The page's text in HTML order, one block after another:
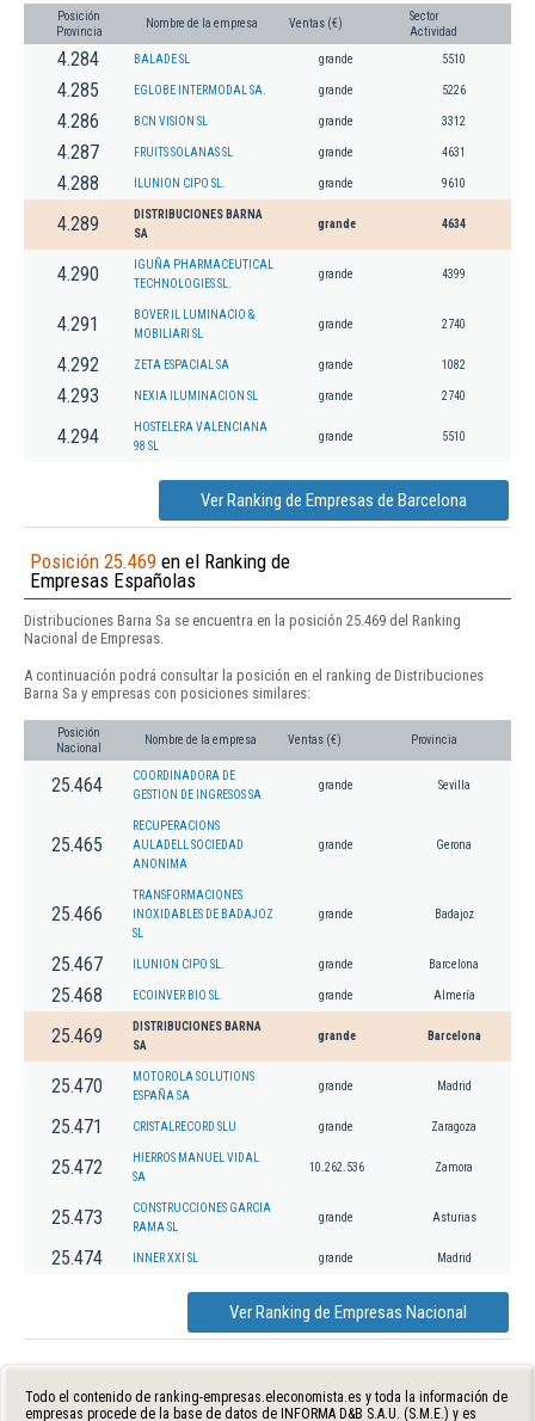
Posición
Provincia
Nombre de la empresa Ventas (€)
Sector
Actividad
4.284 BALADE SL grande 5510
4.285 EGLOBE INTERMODAL SA. grande 5226
4.286 BCN VISION SL grande 3312
4.287 FRUITS SOLANAS SL grande 4631
4.288 ILUNION CIPO SL. grande 9610
4.289
DISTRIBUCIONES BARNA
SA
grande 4634
4.290
IGUÑA PHARMACEUTICAL
TECHNOLOGIES SL.
grande 4399
4.291
BOVER IL LUMINACIO &
MOBILIARI SL
grande 2740
4.292 ZETA ESPACIAL SA grande 1082
4.293 NEXIA ILUMINACION SL grande 2740
4.294
HOSTELERA VALENCIANA
98 SL
grande 5510
Ver Ranking de Empresas de Barcelona
Posición 25.469 en el Ranking de
Empresas Españolas
Distribuciones Barna Sa se encuentra en la posición 25.469 del Ranking
Nacional de Empresas.
A continuación podrá consultar la posición en el ranking de Distribuciones
Barna Sa y empresas con posiciones similares:
Posición
Nacional
Nombre de la empresa Ventas (€) Provincia
25.464
COORDINADORA DE
GESTION DE INGRESOS SA
grande Sevilla
25.465
RECUPERACIONS
AULADELL SOCIEDAD
ANONIMA
grande Gerona
25.466
TRANSFORMACIONES
INOXIDABLES DE BADAJOZ
SL
grande Badajoz
25.467 ILUNION CIPO SL. grande Barcelona
25.468 ECOINVER BIO SL. grande Almería
25.469
DISTRIBUCIONES BARNA
SA
grande Barcelona
25.470
MOTOROLA SOLUTIONS
ESPAÑA SA
grande Madrid
25.471 CRISTALRECORD SLU grande Zaragoza
25.472
HIERROS MANUEL VIDAL
SA
10.262.536 Zamora
25.473
CONSTRUCCIONES GARCIA
RAMA SL
grande Asturias
25.474 INNER XXI SL grande Madrid
Ver Ranking de Empresas Nacional
Todo el contenido de ranking-empresas.eleconomista.es y toda la información de
empresas procede de la base de datos de INFORMA D&B S.A.U. (S.M.E.) y es